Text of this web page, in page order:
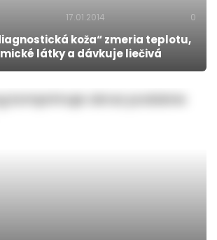
17.01.2014 0
koža“ zmeria teplotu,
látky a dávkuje liečivá